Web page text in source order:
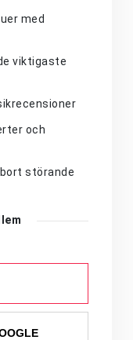
med
viktigaste
och
störande